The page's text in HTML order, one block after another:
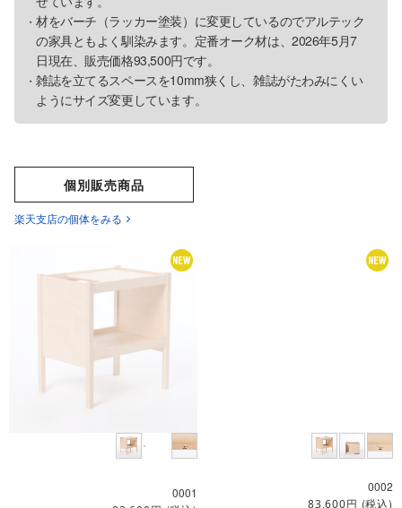
材をバーチ（ラッカー塗装）に変更しているのでアルテック
の家具ともよく馴染みます。定番オーク材は、2026年5月7
日現在、販売価格93,500円です。
雑誌を立てるスペースを10mm狭くし、雑誌がたわみにくい
ようにサイズ変更しています。
個別販売商品
楽天支店の個体をみる
0001
0002
83,600円 (税込)